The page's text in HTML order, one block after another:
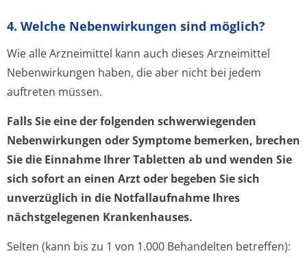
4. Welche Nebenwirkungen sind möglich?
Wie alle Arzneimittel kann auch dieses Arzneimittel
Nebenwirkungen haben, die aber nicht bei jedem
auftreten müssen.
Falls Sie eine der folgenden schwerwiegenden
Nebenwirkungen oder Symptome bemerken, brechen
Sie die Einnahme Ihrer Tabletten ab und wenden Sie
sich sofort an einen Arzt oder begeben Sie sich
unverzüglich in die Notfallaufnahme Ihres
nächstgelegenen Krankenhauses.
Selten (kann bis zu 1 von 1.000 Behandelten betreffen):